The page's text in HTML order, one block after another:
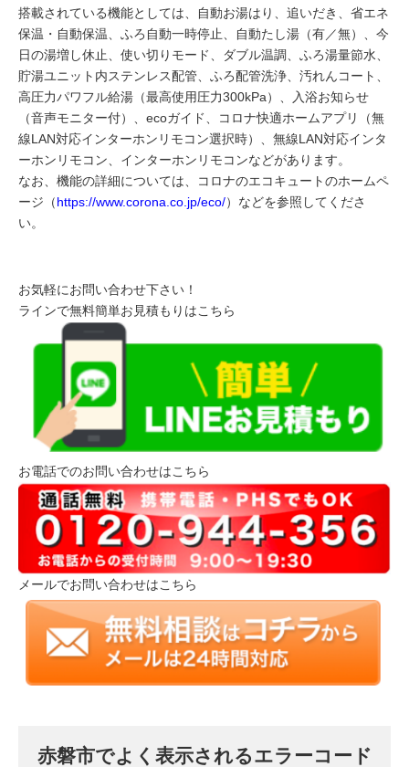
搭載されている機能としては、自動お湯はり、追いだき、省エネ
保温・自動保温、ふろ自動一時停止、自動たし湯（有／無）、今
日の湯増し休止、使い切りモード、ダブル温調、ふろ湯量節水、
貯湯ユニット内ステンレス配管、ふろ配管洗浄、汚れんコート、
高圧力パワフル給湯（最高使用圧力300kPa）、入浴お知らせ
（音声モニター付）、ecoガイド、コロナ快適ホームアプリ（無
線LAN対応インターホンリモコン選択時）、無線LAN対応インタ
ーホンリモコン、インターホンリモコンなどがあります。
なお、機能の詳細については、コロナのエコキュートのホームペ
ージ（https://www.corona.co.jp/eco/）などを参照してくださ
い。
お気軽にお問い合わせ下さい！
ラインで無料簡単お見積もりはこちら
お電話でのお問い合わせはこちら
メールでお問い合わせはこちら
赤磐市でよく表示されるエラーコード